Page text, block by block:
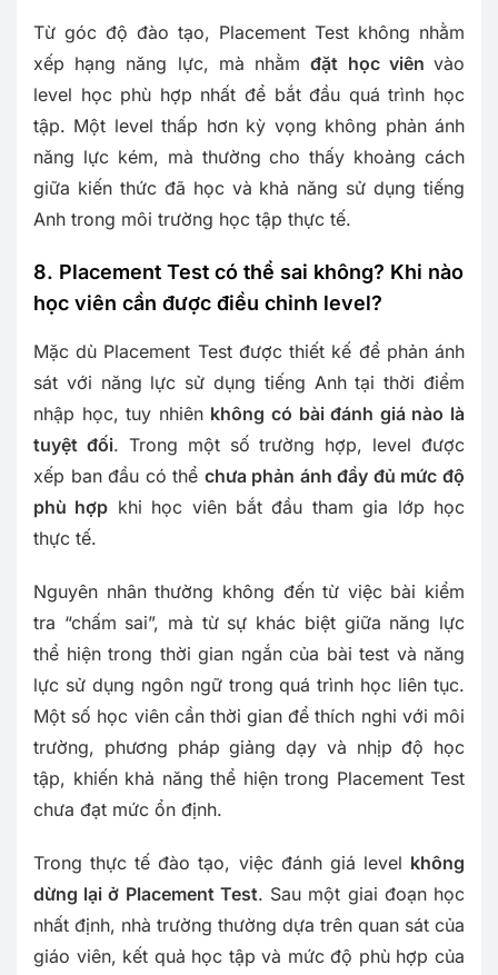
Từ góc độ đào tạo, Placement Test không nhằm
xếp hạng năng lực, mà nhằmđặt học viênvào
level học phù hợp nhất để bắt đầu quá trình học
tập. Một level thấp hơn kỳ vọng không phản ánh
năng lực kém, mà thường cho thấy khoảng cách
giữa kiến thức đã học và khả năng sử dụng tiếng
Anh trong môi trường học tập thực tế.
8. Placement Test có thể sai không? Khi nào
học viên cần được điều chỉnh level?
Mặc dù Placement Test được thiết kế để phản ánh
sát với năng lực sử dụng tiếng Anh tại thời điểm
nhập học, tuy nhiên không có bài đánh giá nào là
tuyệt đối. Trong một số trường hợp, level được
xếp ban đầu có thể chưa phản ánh đầy đủ mức độ
phù hợp khi học viên bắt đầu tham gia lớp học
thực tế.
Nguyên nhân thường không đến từ việc bài kiểm
tra “chấm sai”, mà từ sự khác biệt giữa năng lực
thể hiện trong thời gian ngắn của bài test và năng
lực sử dụng ngôn ngữ trong quá trình học liên tục.
Một số học viên cần thời gian để thích nghi với môi
trường, phương pháp giảng dạy và nhịp độ học
tập, khiến khả năng thể hiện trong Placement Test
chưa đạt mức ổn định.
Trong thực tế đào tạo, việc đánh giá level không
dừng lại ở Placement Test. Sau một giai đoạn học
nhất định, nhà trường thường dựa trên quan sát của
giáo viên, kết quả học tập và mức độ phù hợp của